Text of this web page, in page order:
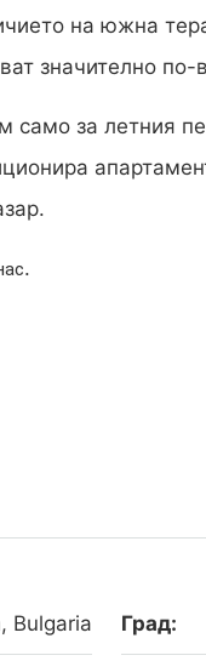
на южна
значително по-
само за летния
.
Bulgaria Град: